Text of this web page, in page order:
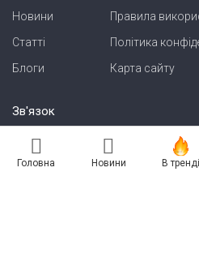
Новини
Статті
Блоги
Правила
Політика
Карта сайту
Зв'язок
Реклама на сайті
Есть новость? Присылайте —
Головна Новини В тренді